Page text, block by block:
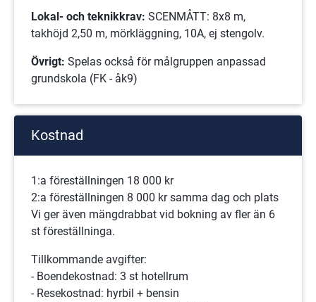
Lokal- och teknikkrav: SCENMÅTT: 8x8 m,
takhöjd 2,50 m, mörkläggning, 10A, ej stengolv.
Övrigt: Spelas också för målgruppen anpassad
grundskola (FK - åk9)
Kostnad
1:a föreställningen 18 000 kr
2:a föreställningen 8 000 kr samma dag och plats
Vi ger även mängdrabbat vid bokning av fler än 6
st föreställninga.
Tillkommande avgifter:
- Boendekostnad: 3 st hotellrum
- Resekostnad: hyrbil + bensin